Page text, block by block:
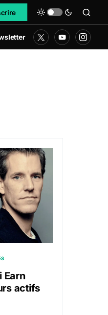
reçoivent la totalité de leurs
Earn
actifs